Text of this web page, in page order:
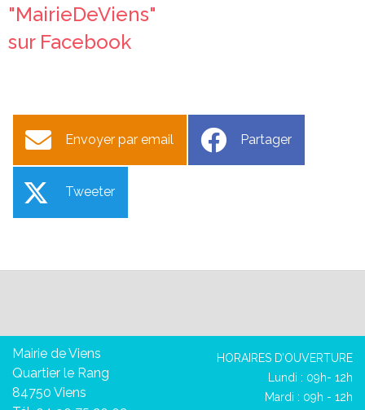
"MairieDeViens"
sur Facebook
Envoyer par email Partager
Tweeter
Mairie de Viens
Quartier le Rang
84750 Viens
HORAIRES D’OUVERTURE
Lundi : 09h- 12h
Mardi : 09h - 12h